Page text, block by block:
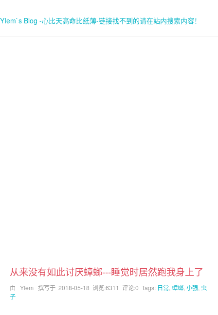
YIem`s Blog -心比天高命比纸薄-链接找不到的请在站内搜索内容！
从来没有如此讨厌蟑螂---睡觉时居然跑我身上了
由 YIem 撰写于 2018-05-18 浏览:6311 评论:0 Tags: 日常, 蟑螂, 小强, 虫
子